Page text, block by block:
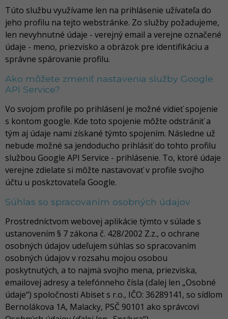
Túto službu využívame len na prihlásenie užívateľa do
jeho profilu na tejto webstránke. Zo služby požadujeme,
len nevyhnutné údaje - verejný email a verejne označené
údaje - meno, priezvisko a obrázok pre identifikáciu a
správne spárovanie profilu.
Ako môžete zmeniť nastavenia služby Google
API Service?
Vo svojom profile po prihlásení je možné vidieť spojenie
s kontom google. Kde toto spojenie môžte odstrániť a
tým aj údaje nami získané týmto spojením. Následne už
nebude možné sa jendoducho prihlásiť do tohto profilu
službou Google API Service - prihlásenie. To, ktoré údaje
verejne zdielate si môžte nastavovať v profile svojho
účtu u poskztovateľa Google.
Súhlas so spracovaním osobných údajov
Prostredníctvom webovej aplikácie týmto v súlade s
ustanovením § 7 zákona č. 428/2002 Z.z., o ochrane
osobných údajov udeľujem súhlas so spracovaním
osobných údajov v rozsahu mojou osobou
poskytnutých, a to najmä svojho mena, priezviska,
emailovej adresy a telefónneho čísla (ďalej len „Osobné
údaje“) spoločnosti Abiset s r.o., IČO: 36289141, so sídlom
Bernolákova 1A, Malacky, PSČ 90101 ako správcovi